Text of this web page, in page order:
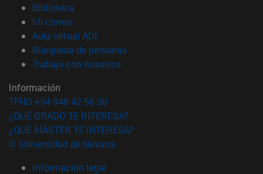
Biblioteca
Mi correo(abre en nueva ventana)
Aula virtual ADI
Búsqueda de personas(abre en nueva ventana)
Trabaja con nosotros(abre en nueva ventana)
Información
TFNO +34 948 42 56 00
¿QUÉ GRADO TE INTERESA?
¿QUÉ MÁSTER TE INTERESA?
© Universidad de Navarra
Información legal